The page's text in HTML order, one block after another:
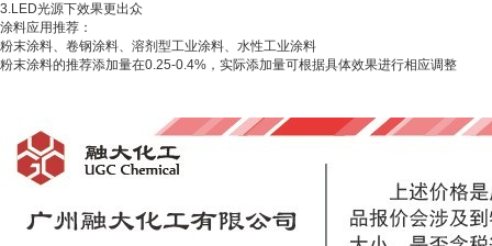
3.LED光源下效果更出众
涂料应用推荐：
粉末涂料、卷钢涂料、溶剂型工业涂料、水性工业涂料
粉末涂料的推荐添加量在0.25-0.4%，实际添加量可根据具体效果进行相应调整